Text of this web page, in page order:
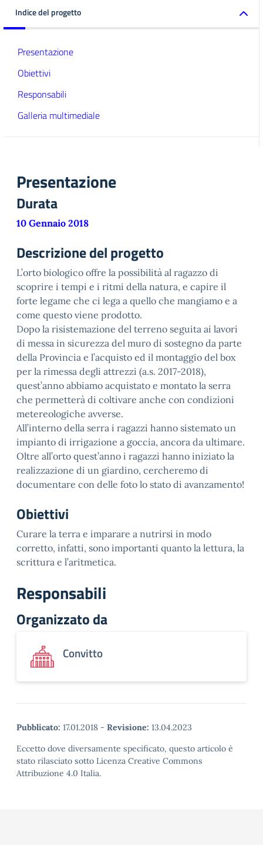
Indice del progetto
Presentazione
Obiettivi
Responsabili
Galleria multimediale
Presentazione
Durata
10 Gennaio 2018
Descrizione del progetto
L’orto biologico offre la possibilità al ragazzo di
scoprire i tempi e i ritmi della natura, e capire il
forte legame che ci lega a quello che mangiamo e a
come questo viene prodotto.
Dopo la risistemazione del terreno seguita ai lavori
di messa in sicurezza del muro di sostegno da parte
della Provincia e l’acquisto ed il montaggio del box
per la rimessa degli attrezzi (a.s. 2017-2018),
quest’anno abbiamo acquistato e montato la serra
che permetterà di coltivare anche con condizioni
metereologiche avverse.
All’interno della serra i ragazzi hanno sistemato un
impianto di irrigazione a goccia, ancora da ultimare.
Oltre all’orto quest’anno i ragazzi hanno iniziato la
realizzazione di un giardino, cercheremo di
documentare con delle foto lo stato di avanzamento!
Obiettivi
Curare la terra e imparare a nutrirsi in modo
corretto, infatti, sono importanti quanto la lettura, la
scrittura e l’aritmetica.
Responsabili
Organizzato da
Convitto
Pubblicato: 17.01.2018 - Revisione: 13.04.2023
Eccetto dove diversamente specificato, questo articolo è
stato rilasciato sotto Licenza Creative Commons
Attribuzione 4.0 Italia.